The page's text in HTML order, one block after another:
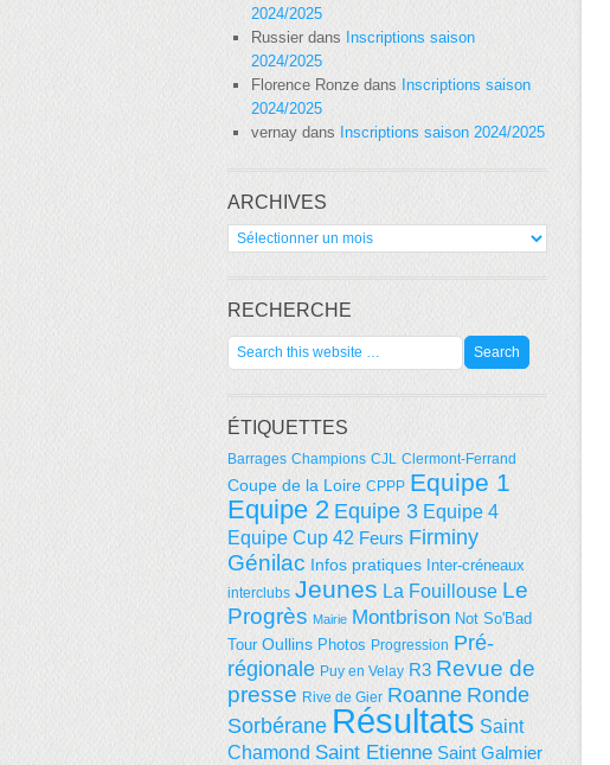
2024/2025
Russier dans Inscriptions saison
2024/2025
Florence Ronze dans Inscriptions saison
2024/2025
vernay dans Inscriptions saison 2024/2025
ARCHIVES
Archives
RECHERCHE
ÉTIQUETTES
Barrages Champions CJL Clermont-Ferrand
Coupe de la Loire CPPP Equipe 1
Equipe 2 Equipe 3 Equipe 4
Equipe Cup 42 Feurs Firminy
Génilac Infos pratiques Inter-créneaux
interclubs Jeunes La Fouillouse Le
Progrès Mairie Montbrison Not So'Bad
Tour Oullins Photos Progression Pré-
régionale Puy en Velay R3 Revue de
presse Rive de Gier Roanne Ronde
Sorbérane Résultats Saint
Chamond Saint Etienne Saint Galmier